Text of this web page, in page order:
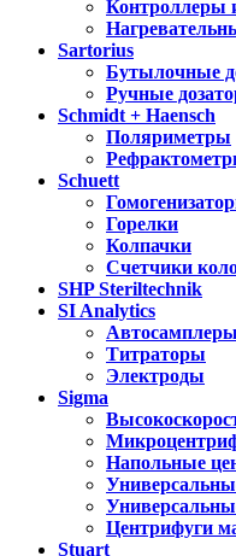
Контроллеры
Sartorius
Бутылочные
Ручные
Schmidt + Haensch
Поляриметры
Schuett
Горелки
Колпачки
Счетчики
SHP Steriltechnik
SI Analytics
Автосамплеры
Титраторы
Электроды
Sigma
Напольные
Центрифуги
Stuart